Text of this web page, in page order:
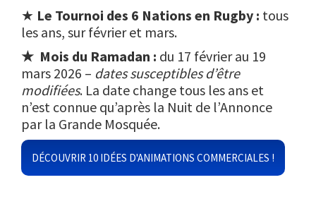
★ Le Tournoi des 6 Nations en Rugby : tous
les ans, sur février et mars.
★ Mois du Ramadan : du 17 février au 19
mars 2026 – dates susceptibles d’être
modifiées. La date change tous les ans et
n’est connue qu’après la Nuit de l’Annonce
par la Grande Mosquée.
DÉCOUVRIR 10 IDÉES D'ANIMATIONS COMMERCIALES !